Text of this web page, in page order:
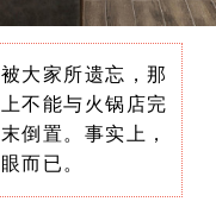
大家所遗忘，那
不能与火锅店完
倒置。事实上，
而已。